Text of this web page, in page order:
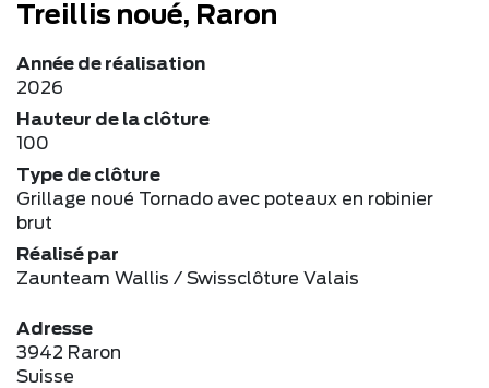
Treillis noué, Raron
Année de réalisation
2026
Hauteur de la clôture
100
Type de clôture
Grillage noué Tornado avec poteaux en robinier
brut
Réalisé par
Zaunteam Wallis / Swissclôture Valais
Adresse
3942 Raron
Suisse